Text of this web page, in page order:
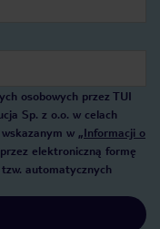
osobowych przez TUI
Sp. z o.o. w celach
w „Informacji o
elektroniczną formę
automatycznych